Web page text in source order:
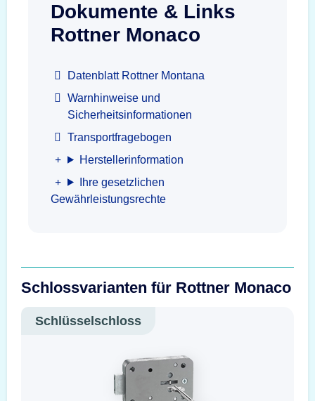
Dokumente & Links
Rottner Monaco
Datenblatt Rottner Montana
Warnhinweise und
Sicherheitsinformationen
Transportfragebogen
Herstellerinformation
Ihre gesetzlichen
Gewährleistungsrechte
Schlossvarianten für Rottner Monaco
Schlüsselschloss